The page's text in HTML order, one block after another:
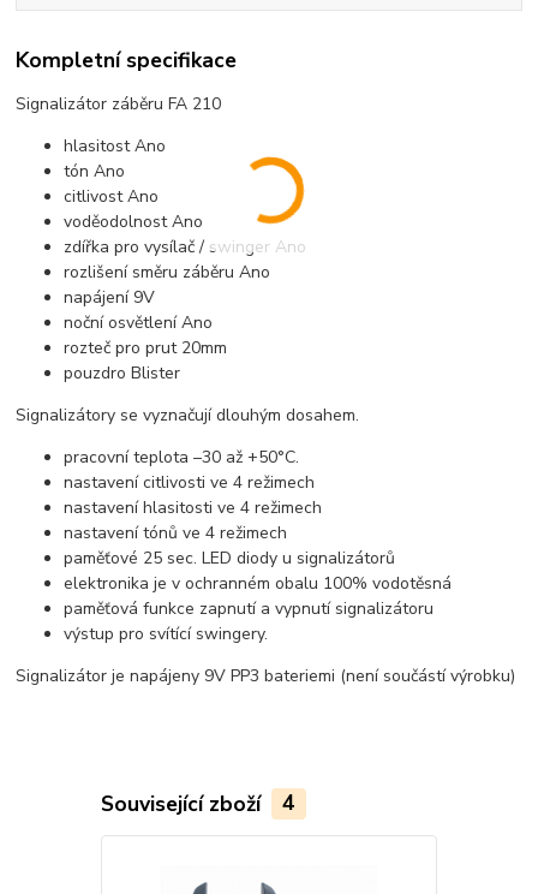
Kompletní specifikace
Signalizátor záběru FA 210
hlasitost Ano
tón Ano
citlivost Ano
voděodolnost Ano
zdířka pro vysílač / swinger Ano
rozlišení směru záběru Ano
napájení 9V
noční osvětlení Ano
rozteč pro prut 20mm
pouzdro Blister
Signalizátory se vyznačují dlouhým dosahem.
pracovní teplota –30 až +50°C.
nastavení citlivosti ve 4 režimech
nastavení hlasitosti ve 4 režimech
nastavení tónů ve 4 režimech
paměťové 25 sec. LED diody u signalizátorů
elektronika je v ochranném obalu 100% vodotěsná
paměťová funkce zapnutí a vypnutí signalizátoru
výstup pro svítící swingery.
Signalizátor je napájeny 9V PP3 bateriemi (není součástí výrobku)
Související zboží 4